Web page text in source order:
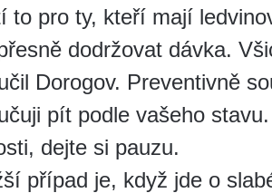
to pro ty, kteří mají
dodržovat dávka.
Dorogov. Preventivně
pít podle vašeho
dejte si pauzu.
případ je, když jde o